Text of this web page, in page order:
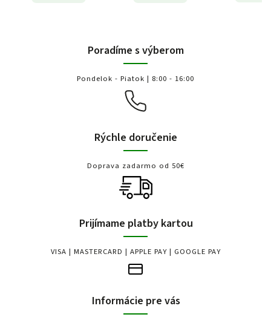
Poradíme s výberom
Pondelok - Piatok | 8:00 - 16:00
Rýchle doručenie
Doprava zadarmo od 50€
Prijímame platby kartou
VISA | MASTERCARD | APPLE PAY | GOOGLE PAY
Informácie pre vás